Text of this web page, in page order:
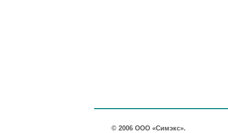
© 2006 ООО «Симэкс».